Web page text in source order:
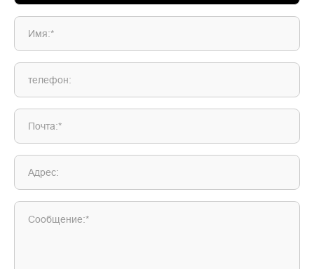
Имя:*
телефон:
Почта:*
Адрес:
Сообщение:*